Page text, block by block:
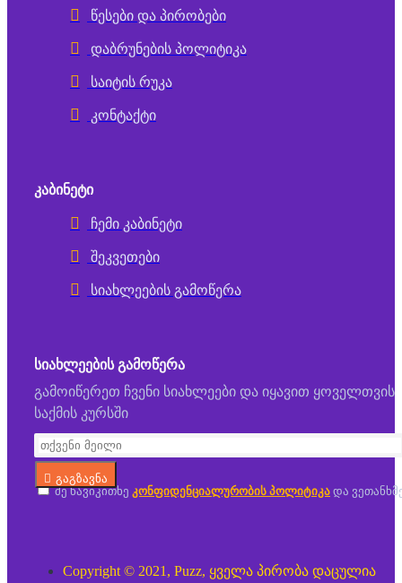
წესები და პირობები
დაბრუნების პოლიტიკა
საიტის რუკა
კონტაქტი
ᲙᲐᲑᲘᲜᲔᲢᲘ
ჩემი კაბინეტი
შეკვეთები
სიახლეების გამოწერა
ᲡᲘᲐᲮᲚᲔᲔᲑᲘᲡ ᲒᲐᲛᲝᲬᲔᲠᲐ
გამოიწერეთ ჩვენი სიახლეები და იყავით ყოველთვის
საქმის კურსში
გაგზავნა
მე წავიკითხე კონფიდენციალურობის პოლიტიკა და
Copyright © 2021, Puzz, ყველა პირობა დაცულია